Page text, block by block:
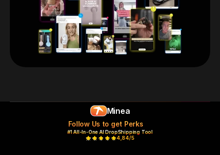
Minea
Follow Us to get Perks
#1 All-In-One AI DropShipping Tool
4,84/5